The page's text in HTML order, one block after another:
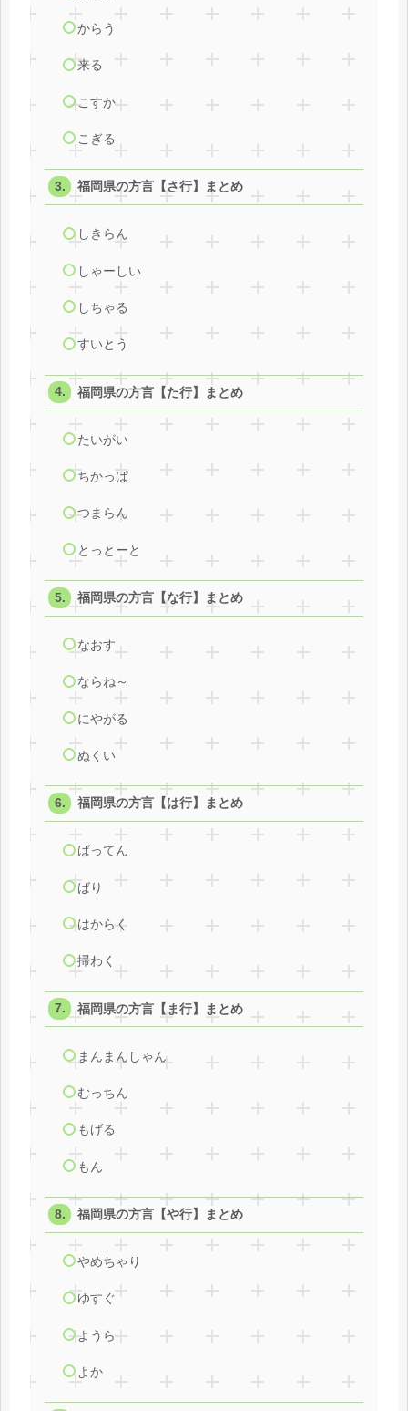
からう
来る
こすか
こぎる
福岡県の方言【さ行】まとめ
しきらん
しゃーしい
しちゃる
すいとう
福岡県の方言【た行】まとめ
たいがい
ちかっぱ
つまらん
とっとーと
福岡県の方言【な行】まとめ
なおす
ならね～
にやがる
ぬくい
福岡県の方言【は行】まとめ
ばってん
ばり
はからく
掃わく
福岡県の方言【ま行】まとめ
まんまんしゃん
むっちん
もげる
もん
福岡県の方言【や行】まとめ
やめちゃり
ゆすぐ
ようら
よか